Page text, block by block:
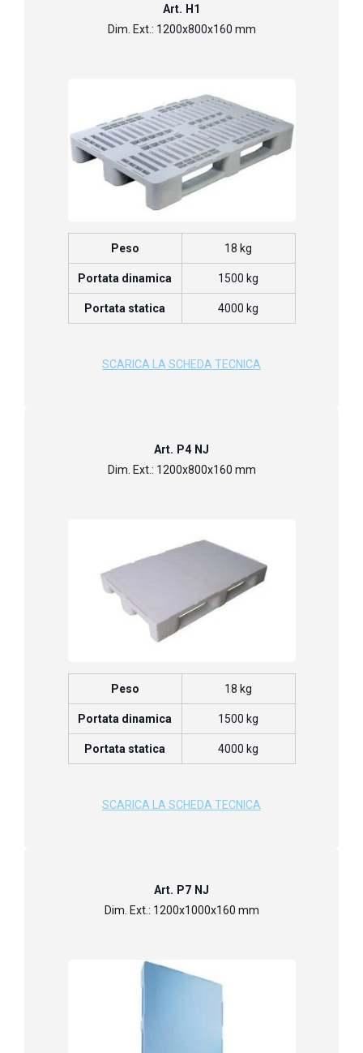
Art. H1
Dim. Ext.: 1200x800x160 mm
Peso 18 kg
Portata dinamica 1500 kg
Portata statica 4000 kg
SCARICA LA SCHEDA TECNICA
Art. P4 NJ
Dim. Ext.: 1200x800x160 mm
Peso 18 kg
Portata dinamica 1500 kg
Portata statica 4000 kg
SCARICA LA SCHEDA TECNICA
Art. P7 NJ
Dim. Ext.: 1200x1000x160 mm